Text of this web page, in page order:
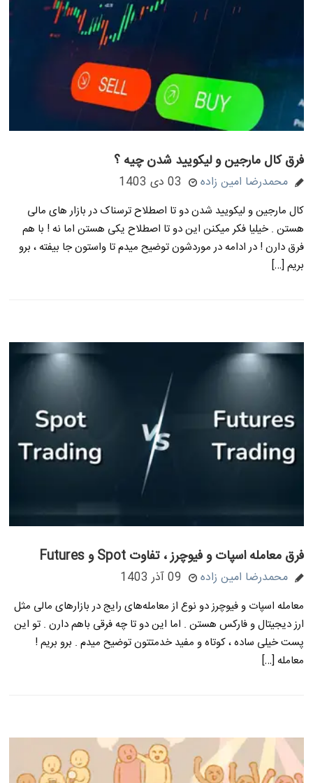
فرق کال مارجین و لیکویید شدن چیه ؟
محمدرضا امین زاده 03 دی 1403
کال مارجین و لیکویید شدن دو تا اصطلاح ترسناک در بازار های مالی
هستن . خیلیا فکر میکنن این دو تا اصطلاح یکی هستن اما نه ! با هم
فرق دارن ! در ادامه در موردشون توضیح میدم تا واستون جا بیفته ، برو
بریم […]
فرق معامله اسپات و فیوچرز ، تفاوت Spot و Futures
محمدرضا امین زاده 09 آذر 1403
معامله اسپات و فیوچرز دو نوع از معامله‌های رایج در بازارهای مالی مثل
ارز دیجیتال و فارکس هستن . اما این دو تا چه فرقی باهم دارن . تو این
پست خیلی ساده ، کوتاه و مفید خدمتتون توضیح میدم . برو بریم !
معامله […]